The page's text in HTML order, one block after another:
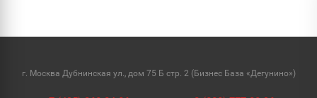
г. Москва Дубнинская ул., дом 75 Б стр. 2 (Бизнес База «Дегунино»)